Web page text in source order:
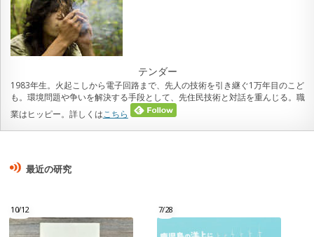
テンダー
1983年生。火起こしから電子回路まで、先人の技術を引き継ぐ1万年目のこど
も。環境問題や争いを解決する手段として、先住民技術と対話を重んじる。職
業はヒッピー。詳しくは こちら
最近の研究
10/12 7/28